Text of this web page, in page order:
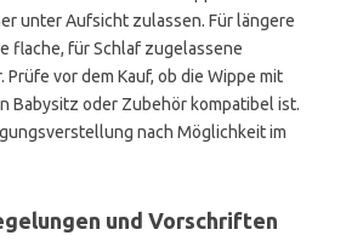
unter Aufsicht zulassen. Für längere
flache, für Schlaf zugelassene
vor dem Kauf, ob die Wippe mit
Babysitz oder Zubehör kompatibel ist.
nach Möglichkeit im
und Vorschriften